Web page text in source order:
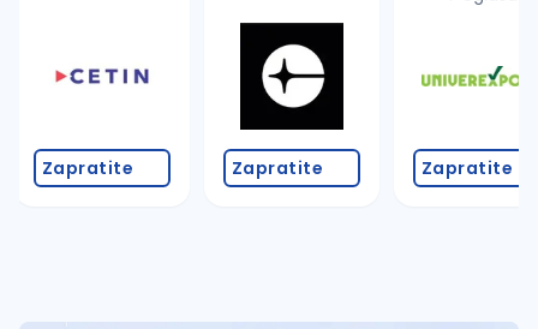
Zapratite Zapratite Zapratite